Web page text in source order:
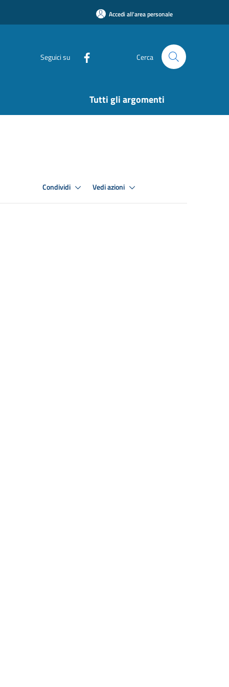
Accedi all'area personale
Seguici su Cerca
Tutti gli argomenti
Condividi Vedi azioni